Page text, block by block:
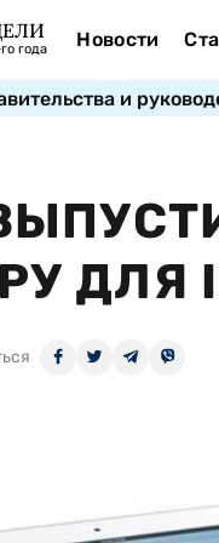
года Новости
и
ДЛЯ